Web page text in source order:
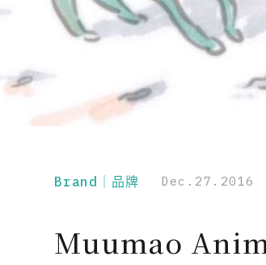
Brand｜品牌 Dec.27.2016
Muumao